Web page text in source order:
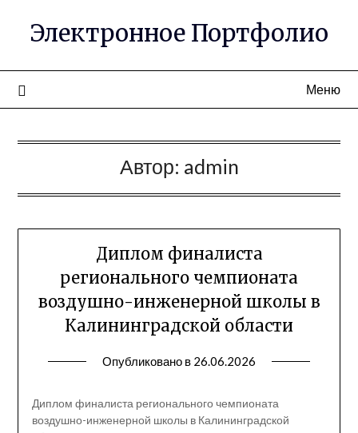
Электронное Портфолио
Меню
Автор: admin
Диплом финалиста
регионального чемпионата
воздушно-инженерной школы в
Калининградской области
Опубликовано в 26.06.2026
Диплом финалиста регионального чемпионата
воздушно-инженерной школы в Калининградской